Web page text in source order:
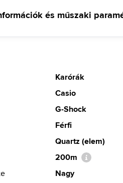
és műszaki
Karórák
Casio
G-Shock
Férfi
Quartz (elem)
200m
Nagy